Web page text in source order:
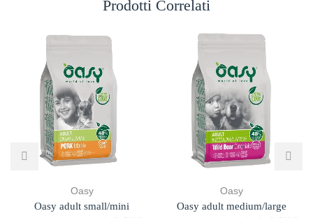
Prodotti Correlati
Oasy
Oasy adult small/mini
Oasy
Oasy adult medium/large